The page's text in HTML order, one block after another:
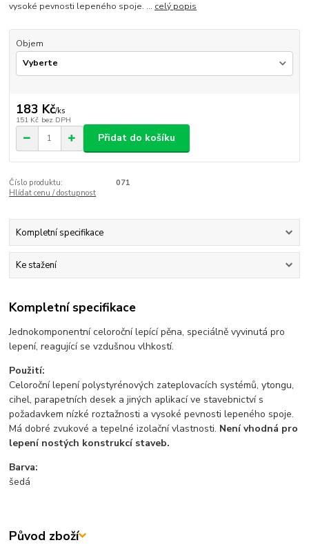
vysoké pevnosti lepeného spoje. ... celý popis
Objem
183 Kč/ks
151 Kč bez DPH
Přidat do košíku
Číslo produktu:
071
Hlídat cenu / dostupnost
Kompletní specifikace
Ke stažení
Kompletní specifikace
Jednokomponentní celoroční lepící pěna, speciálně vyvinutá pro
lepení, reagující se vzdušnou vlhkostí.
Použití:
Celoroční lepení polystyrénových zateplovacích systémů, ytongu,
cihel, parapetních desek a jiných aplikací ve stavebnictví s
požadavkem nízké roztažnosti a vysoké pevnosti lepeného spoje.
Má dobré zvukové a tepelné izolační vlastnosti. Není vhodná pro
lepení nostých konstrukcí staveb.
Barva:
šedá
Původ zboží